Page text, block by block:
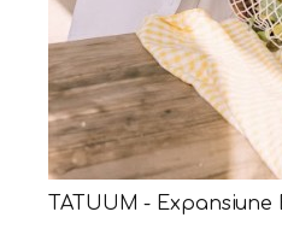
TATUUM -